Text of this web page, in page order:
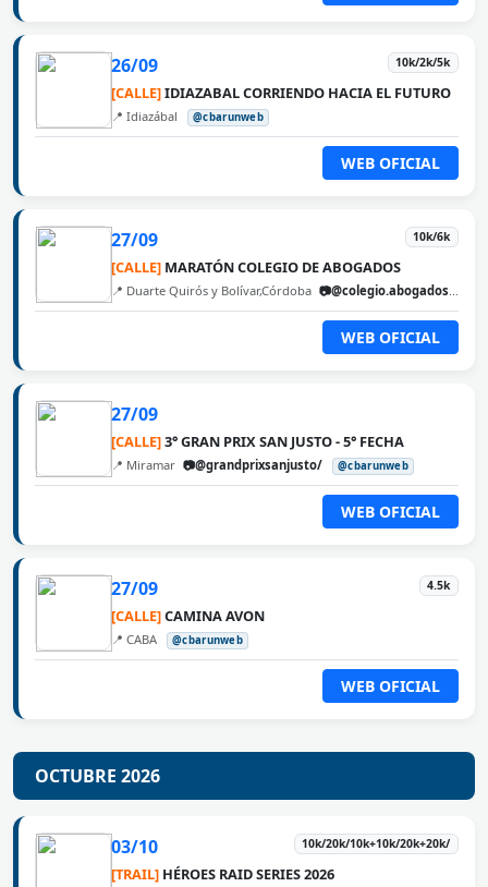
26/09 10k/2k/5k
[CALLE]IDIAZABAL CORRIENDO HACIA EL FUTURO
📍 Idiazábal @cbarunweb
WEB OFICIAL
27/09 10k/6k
[CALLE] MARATÓN COLEGIO DE ABOGADOS
📍 Duarte Quirós y Bolívar,Córdoba 📷@colegio.abogados.cordoba
WEB OFICIAL
27/09
[CALLE]3° GRAN PRIX SAN JUSTO - 5° FECHA
📍 Miramar 📷@grandprixsanjusto/ @cbarunweb
WEB OFICIAL
27/09 4.5k
[CALLE]CAMINA AVON
📍 CABA @cbarunweb
WEB OFICIAL
OCTUBRE 2026
03/10 10k/20k/10k+10k/20k+20k/
[TRAIL] HÉROES RAID SERIES 2026